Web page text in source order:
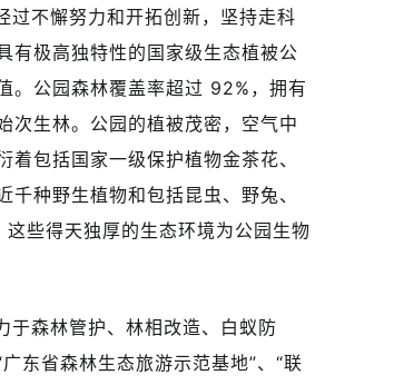
过不懈努力和开拓创新，坚持走科
有极高独特性的国家级生态植被公
。公园森林覆盖率超过 92%，拥有
次生林。公园的植被茂密，空气中
包括国家一级保护植物金茶花、
种野生植物和包括昆虫、野兔、
些得天独厚的生态环境为公园生物
于森林管护、林相改造、白蚁防
东省森林生态旅游示范基地”、“联